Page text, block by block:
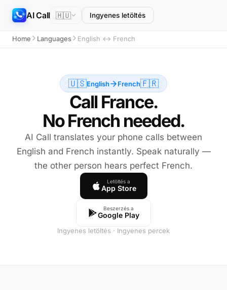
AI Call 🇭🇺 Ingyenes letöltés
Home Languages English ↔ French
🇺🇸English French🇫🇷
Call France.
No French needed.
AI Call translates your phone calls between
English and French instantly. Speak naturally —
the other person hears perfect French.
Letöltés a
App Store
Beszerzés a
Google Play
Ingyenes letöltés · Ingyenes percek